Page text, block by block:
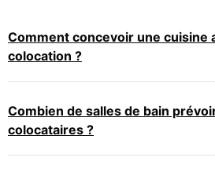
Comment concevoir une cuisine
colocation ?
Combien de salles de bain
colocataires ?